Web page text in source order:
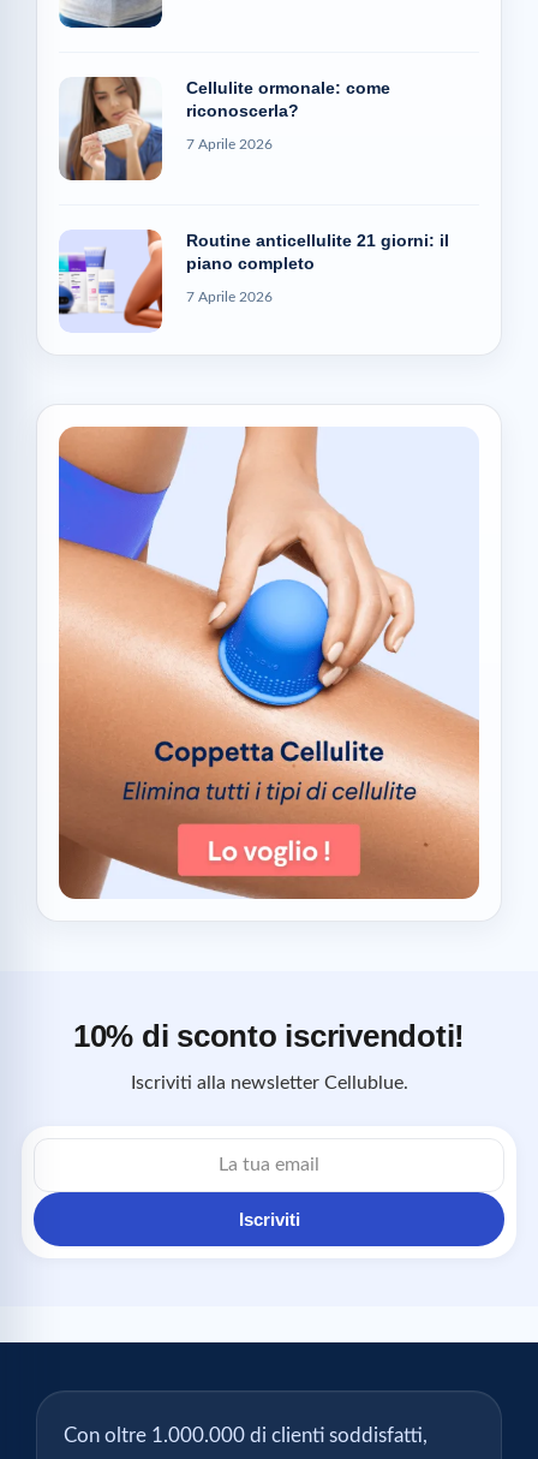
Cellulite ormonale: come
riconoscerla?
7 Aprile 2026
Routine anticellulite 21 giorni: il
piano completo
7 Aprile 2026
10% di sconto iscrivendoti!
Iscriviti alla newsletter Cellublue.
Indirizzo
email
Iscriviti
Con oltre 1.000.000 di clienti soddisfatti,